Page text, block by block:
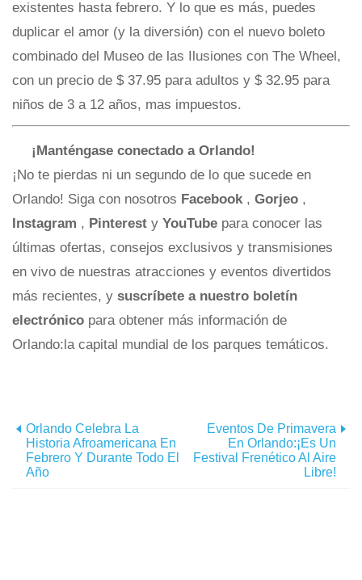
existentes hasta febrero. Y lo que es más, puedes
duplicar el amor (y la diversión) con el nuevo boleto
combinado del Museo de las Ilusiones con The Wheel,
con un precio de $ 37.95 para adultos y $ 32.95 para
niños de 3 a 12 años, mas impuestos.
¡Manténgase conectado a Orlando!
¡No te pierdas ni un segundo de lo que sucede en
Orlando! Siga con nosotros Facebook , Gorjeo ,
Instagram , Pinterest y YouTube para conocer las
últimas ofertas, consejos exclusivos y transmisiones
en vivo de nuestras atracciones y eventos divertidos
más recientes, y suscríbete a nuestro boletín
electrónico para obtener más información de
Orlando:la capital mundial de los parques temáticos.
Orlando Celebra La
Historia Afroamericana En
Febrero Y Durante Todo El
Año
Eventos De Primavera
En Orlando:¡Es Un
Festival Frenético Al Aire
Libre!